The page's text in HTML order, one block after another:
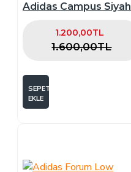
Adidas Campus Siyah
1.200,00TL
1.600,00TL
SEPETE
EKLE